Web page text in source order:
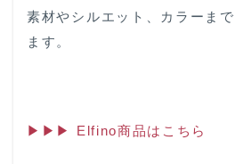
素材やシルエット、カラーま
ます。
▶▶▶ Elfino商品はこちら